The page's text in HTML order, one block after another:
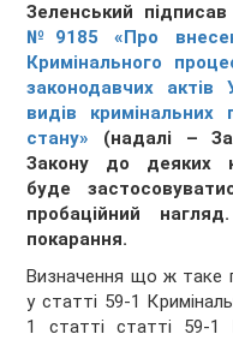
Зеленський
№9185 «Про
Кримінального
законодавчих актів
видів
стану» (надалі –
Закону до деяких
буде
пробаційний
покарання.
Визначення що ж таке
у статті 59-1
1 статті статті 59-1